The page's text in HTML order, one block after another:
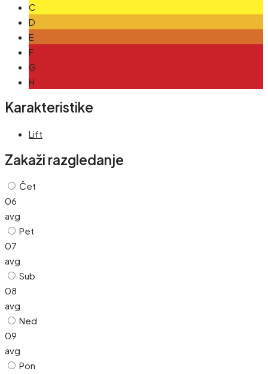
C
D
E
F
G
H
Karakteristike
Lift
Zakaži razgledanje
Čet
06
avg
Pet
07
avg
Sub
08
avg
Ned
09
avg
Pon